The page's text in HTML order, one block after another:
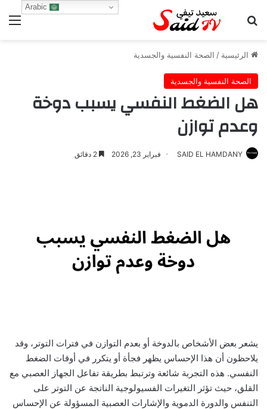
بحث عن
الرئيسية / الصحة النفسية والجسدية
الصحة النفسية والجسدية
هل الضغط النفسي يسبب دوخة
وعدم توازن
SAID EL HAMDANY فبراير 23, 2026
يشعر بعض الأشخاص بالدوخة أو بعدم التوازن في فترات التوتر، وقد
يلاحظون أن هذا الإحساس يظهر فجأة أو يتكرر في أوقات الضغط
النفسي. هذه التجربة شائعة وترتبط بطريقة تفاعل الجهاز العصبي مع
القلق، حيث تؤثر التغيرات الفسيولوجية الناتجة عن التوتر على
التنفس والدورة الدموية والإشارات العصبية المسؤولة عن الإحساس